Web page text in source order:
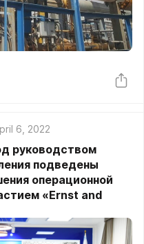
6, 2022
руководством
подведены
операционной
«Ernst and